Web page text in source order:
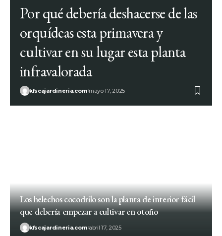
Los helechos cocodrilo son la planta de interior fácil
que debería empezar a cultivar en otoño
kfscajardineria.com abril 17, 2025
Por qué debería deshacerse de las
orquídeas esta primavera y
cultivar en su lugar esta planta
infravalorada
kfscajardineria.com mayo 17, 2025